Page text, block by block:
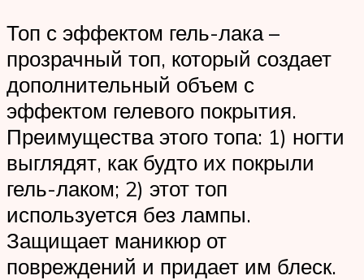
Топ с эффектом гель-лака –
прозрачный топ, который создает
дополнительный объем с
эффектом гелевого покрытия.
Преимущества этого топа: 1) ногти
выглядят, как будто их покрыли
гель-лаком; 2) этот топ
используется без лампы.
Защищает маникюр от
повреждений и придает им блеск.